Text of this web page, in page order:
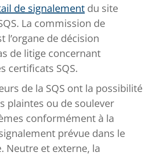
de signalement du site
La commission de
l’organe de décision
de litige concernant
certificats SQS.
de la SQS ont la possibilité
plaintes ou de soulever
conformément à la
prévue dans le
Neutre et externe, la